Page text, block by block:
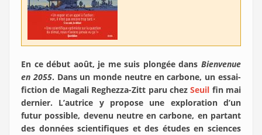
En ce début août, je me suis plongée dans Bienvenue
en 2055. Dans un monde neutre en carbone, un essai-
fiction de Magali Reghezza-Zitt paru chezSeuil fin mai
dernier. L’autrice y propose une exploration d’un
futur possible, devenu neutre en carbone, en partant
des données scientifiques et des études en sciences